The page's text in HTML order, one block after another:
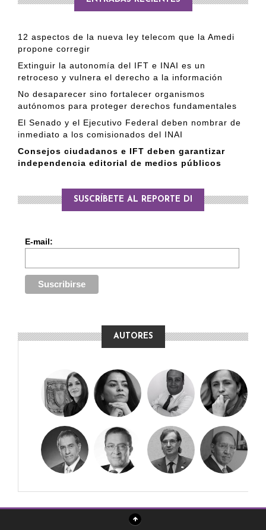
12 aspectos de la nueva ley telecom que la Amedi
propone corregir
Extinguir la autonomía del IFT e INAI es un
retroceso y vulnera el derecho a la información
No desaparecer sino fortalecer organismos
autónomos para proteger derechos fundamentales
El Senado y el Ejecutivo Federal deben nombrar de
inmediato a los comisionados del INAI
Consejos ciudadanos e IFT deben garantizar
independencia editorial de medios públicos
SUSCRÍBETE AL REPORTE DI
E-mail:
AUTORES